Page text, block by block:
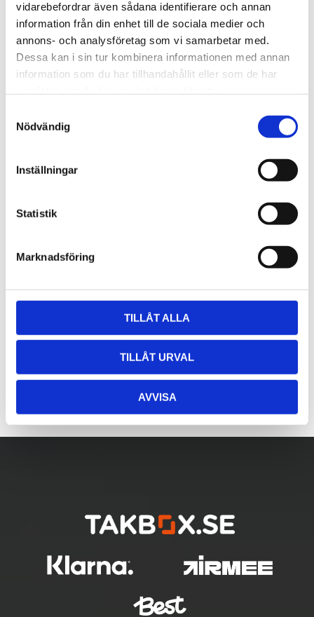
vidarebefordrar även sådana identifierare och annan
information från din enhet till de sociala medier och
annons- och analysföretag som vi samarbetar med.
Dessa kan i sin tur kombinera informationen med annan
information som du har tillhandahållit eller som de har
Nödvändig
Inställningar
Statistik
Marknadsföring
TILLÅT ALLA
TILLÅT URVAL
AVVISA
Lättmonterad
takräcken, för fordon utan
befintliga fästpunkter för
fabriksmonterade räcken.
1 795 kr
kr
Lättmonterad
Edge-takräcken, för
fordon utan befintliga
eller fabriksmonterade
räcken.
2 525kr
2 635